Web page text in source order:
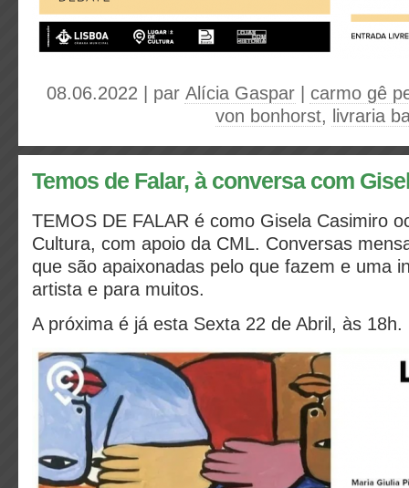
08.06.2022 | par Alícia Gaspar
carmo gê
von bonhorst, livraria
Temos de Falar, à conversa com
TEMOS DE FALAR é como Gisela Casimiro
Cultura, com apoio da CML. Conversas
que são apaixonadas pelo que fazem e uma
artista e para muitos.
A próxima é já esta Sexta 22 de Abril, às 18h.